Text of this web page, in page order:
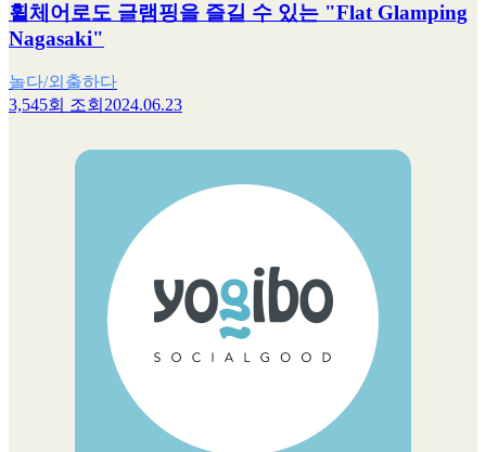
휠체어로도 글램핑을 즐길 수 있는 "Flat Glamping
Nagasaki"
놀다/외출하다
3,545회 조회 2024.06.23